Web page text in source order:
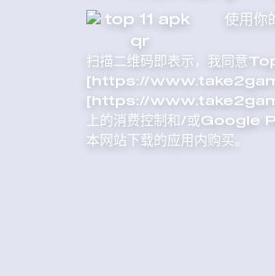
使用
扫描二维码即表示，我同意
[https://
[https://
上的消费控制和/或Google
本网站下载的应用内购买。